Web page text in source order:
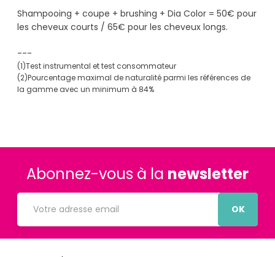
Shampooing + coupe + brushing + Dia Color = 50€ pour
les cheveux courts / 65€ pour les cheveux longs.
---
(1)Test instrumental et test consommateur
(2)Pourcentage maximal de naturalité parmi les références de
la gamme avec un minimum à 84%
Abonnez-vous à la newsletter
OK